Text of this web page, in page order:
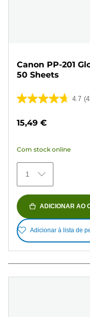
Canon PP-201
50 Sheets
4.7
4.7
5
435
análises
15,49 €
Com stock online
1
ADICIONAR AO
Adicionar à lista de